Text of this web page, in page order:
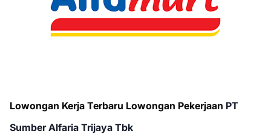
Lowongan Kerja Terbaru Lowongan Pekerjaan PT
Sumber Alfaria Trijaya Tbk